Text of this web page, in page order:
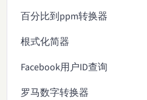
百分比到ppm转换器
根式化简器
Facebook用户ID查询
罗马数字转换器